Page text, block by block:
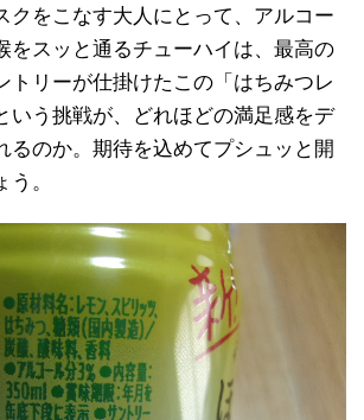
クをこなす大人にとって、アルコー
をスッと通るチューハイは、最高の
トリーが仕掛けたこの「はちみつレ
いう挑戦が、どれほどの満足感をデ
るのか。期待を込めてプシュッと開
。